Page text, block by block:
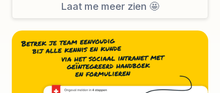
Laat me meer zien 🤩